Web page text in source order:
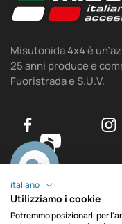
Misutonida 4x4 è
25 anni produce e
Fuoristrada e S.U.V.
0
italiano
Utilizziamo i cookie
Potremmo posizionarli per